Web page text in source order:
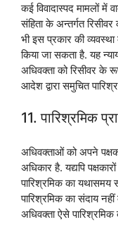
कई विवादास्पद मामलों में
संहिता के अन्तर्गत
भी इस प्रकार की
किया जा सकता है. यह
अधिवक्ता को रिसीवर के
आदेश द्वारा समुचित
11. पारिश्रमिक
अधिवक्ताओं को अपने
अधिकार है. यद्यपि
पारिश्रमिक का यथासमय
पारिश्रमिक का संदाय
अधिवक्ता ऐसे